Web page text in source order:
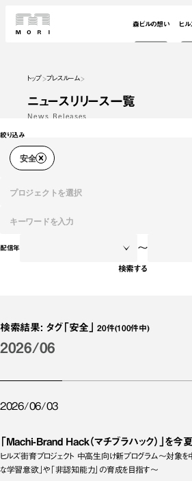
森ビルの想い ヒル
トップ プレスルーム
ニュースリリース一覧
News Releases
絞り込み
安全
プロジェクトを選択
配信年 ～
検索する
検索結果: タグ「安全」 20件(100件中)
2026/06
2026/06/03
「Machi-Brand Hack（マチブラハック）」を今
ヒルズ街育プロジェクト 中高生向け新プログラム～対象を
な学習意欲」や「非認知能力」の育成を目指す～